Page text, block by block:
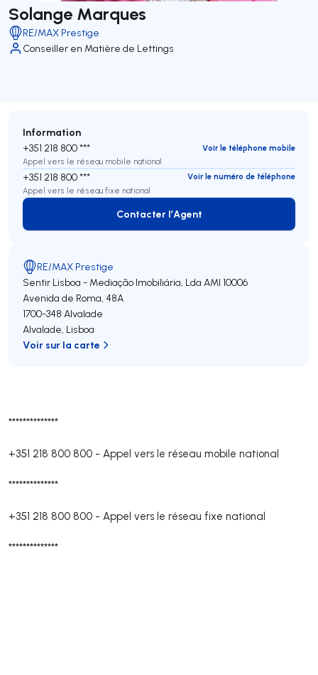
Solange Marques
RE/MAX Prestige
Conseiller en Matière de Lettings
**************
+351 218 800 800 - Appel vers le réseau mobile national
**************
+351 218 800 800 - Appel vers le réseau fixe national
**************
Information
+351 218 800 ***
Voir le téléphone mobile
Appel vers le réseau mobile national
+351 218 800 ***
Voir le numéro de téléphone
Appel vers le réseau fixe national
Contacter l’Agent
Contacter l’Agent
RE/MAX Prestige
Sentir Lisboa - Mediação Imobiliária, Lda AMI 10006
Avenida de Roma, 48A
1700-348 Alvalade
Alvalade, Lisboa
Voir sur la carte